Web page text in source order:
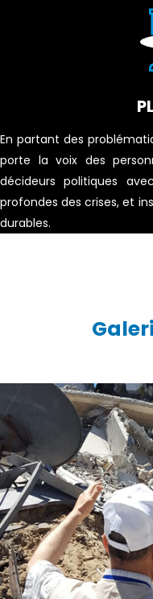
En partant des
porte la voix des
décideurs politiques
profondes des crises, et
durables.